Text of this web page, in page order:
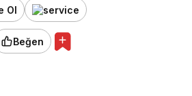
Ol
Beğen